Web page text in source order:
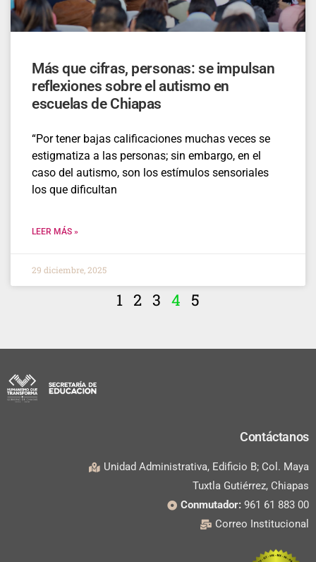
Más que cifras, personas: se impulsan
reflexiones sobre el autismo en
escuelas de Chiapas
“Por tener bajas calificaciones muchas veces se
estigmatiza a las personas; sin embargo, en el
caso del autismo, son los estímulos sensoriales
los que dificultan
LEER MÁS »
29 diciembre, 2025
1 2 3 4 5
Contáctanos
Unidad Administrativa, Edificio B; Col. Maya
Tuxtla Gutiérrez, Chiapas
Conmutador: 961 61 883 00
Correo Institucional